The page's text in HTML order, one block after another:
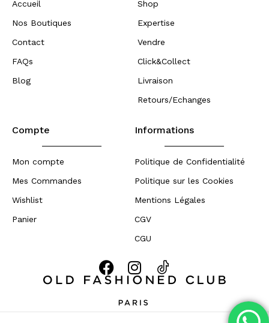
Accueil
Nos Boutiques
Contact
FAQs
Blog
Shop
Expertise
Vendre
Click&Collect
Livraison
Retours/Echanges
Compte
Mon compte
Mes Commandes
Wishlist
Panier
Informations
Politique de Confidentialité
Politique sur les Cookies
Mentions Légales
CGV
CGU